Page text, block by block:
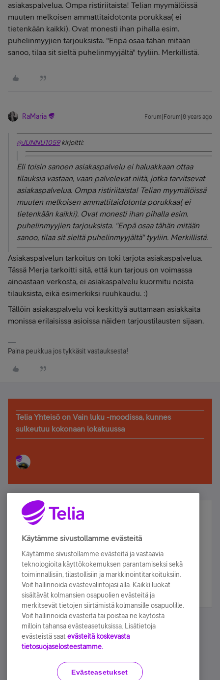
asiakaspalvelua. Ompa ristiriitaista! Telian myymälöissä
muuten melkoisen ammattitaidotonta porukkaa( ei
tietenkään kaikki). Ovat monesti ihan pihalla esim.
puhelinmyyjien tarjouksista. "Enpä osaa tähän mitään
sanoo, tilaa sit sieltä puhelinmyyjältä" tyyliin. Merkillistä.
RaMaria Forum|Forum|8 years ago
@JUNNU1059kirjoitti:
Eli toisin sanoen asiakaspalvelu ei haluakkaan ottaa
tilauksia vastaan, vaan palvelevat niitä, jotka tarvitsevat
asiakaspalvelua. Ompa ristiriitaista! Telian myymälöissä
muuten melkoisen ammattitaidotonta porukkaa( ei
tietenkään kaikki). Ovat monesti ihan pihalla esim.
puhelinmyyjien tarjouksista. "Enpä osaa tähän mitään
sanoo, tilaa sit sieltä puhelinmyyjältä" tyyliin. Merkillistä.
Asiakaspalvelun tarkoitus on toki tarjota asiakaspalvelua.
Tässä Merja tarkoitti sitä, että kun tarjous on voimassa
ainoastaan verkosta, ei asiakaspalvelu kuormitu noista
tilauksista, eikä esimerkiksi ruuhkaudu. :)
Tällöin asiakaspalvelu voi keskittyä auttamaan asiakkaita
monissa erilaisissa asioissa näiden tarjoustilausten sijaan.
Paina peukkua jos tykkäsit vastauksesta!
Telia Yhteisö on Vain luku -moodissa, kunnes
sulkeutuu kokonaan lokakuussa
Älä jää paitsi – osallistu ja voita!
Tilaa Telian uutiskirje ja olet mukana arvonnassa.
sähköpostiisi.
Tilaa nyt
Käyttöehdot Accessibility statement
Käytämme sivustollamme evästeitä
Käytämme sivustollamme evästeitä ja vastaavia
teknologioita käyttökokemuksen parantamiseksi sekä
toiminnallisiin, tilastollisiin ja markkinointitarkoituksiin.
Voit hallinnoida evästevalintojasi alla. Kaikki luokat
sisältävät kolmansien osapuolien evästeitä ja
merkitsevät tietojen siirtämistä kolmansille osapuolille.
Voit hallinnoida evästeitä tai poistaa ne käytöstä
milloin tahansa evästeasetuksissa. Lisätietoja
evästeistä saat evästeitä koskevasta
tietosuojaselosteestamme.
Evästeasetukset